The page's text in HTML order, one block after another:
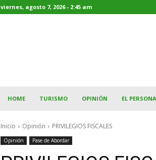
viernes, agosto 7, 2026 - 2:45 am
HOME TURISMO OPINIÓN EL
Inicio Opinión PRIVILEGIOS FISCALES
Opinión Pase de Abordar